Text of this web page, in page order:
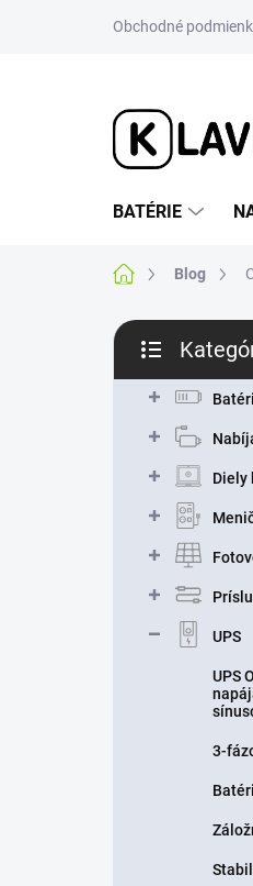
Obchodné
BATÉRIE
DomovBlog
B
č
kategórie
Diely
UPS
UPS
3-